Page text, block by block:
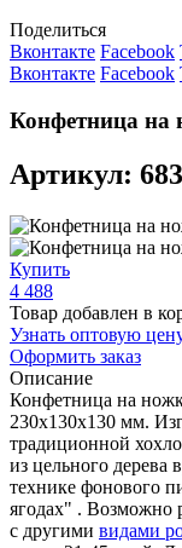
Поделиться
Вконтакте Facebook
Вконтакте Facebook
Конфетница на
Артикул:
Купить
4 488
Товар добавлен в
Узнать оптовую
Оформить заказ
Описание
Конфетница на
230х130х130 мм.
традиционной
из цельного дерева
технике фонового
ягодах" . Возможно
с другими видами